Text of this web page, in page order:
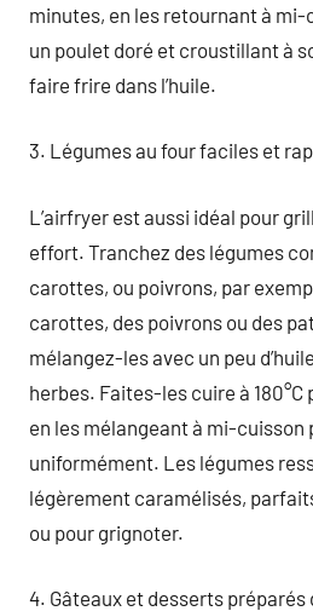
minutes, en les retournant à
un poulet doré et croustillant à
faire frire dans l’huile.
3. Légumes au four faciles et
L’airfryer est aussi idéal pour
effort. Tranchez des légumes
carottes, ou poivrons, par
carottes, des poivrons ou des
mélangez-les avec un peu
herbes. Faites-les cuire à 180°C
en les mélangeant à mi-cuisson
uniformément. Les légumes
légèrement caramélisés,
ou pour grignoter.
4. Gâteaux et desserts préparés